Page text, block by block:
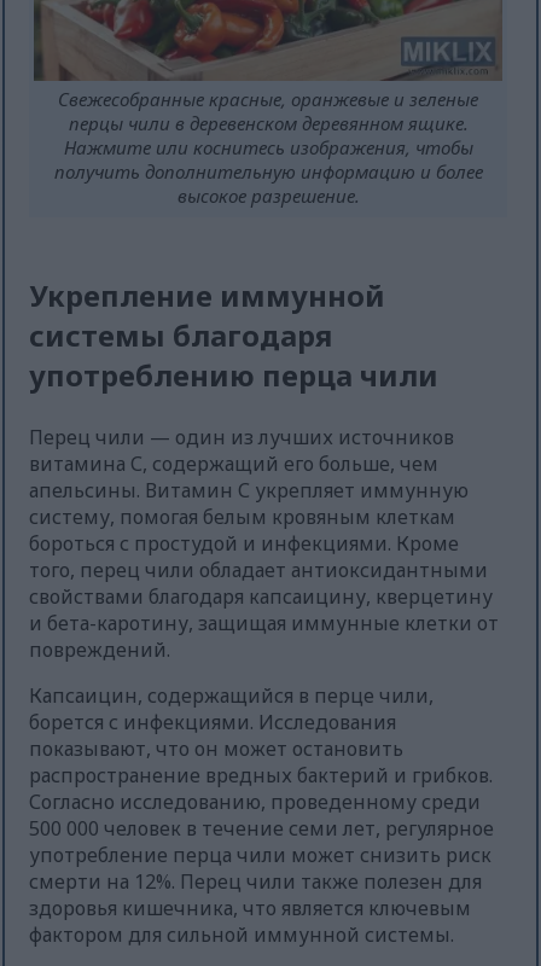
Свежесобранные красные, оранжевые и зеленые
перцы чили в деревенском деревянном ящике.
Нажмите или коснитесь изображения, чтобы
получить дополнительную информацию и более
высокое разрешение.
Укрепление иммунной
системы благодаря
употреблению перца чили
Перец чили — один из лучших источников
витамина С, содержащий его больше, чем
апельсины. Витамин С укрепляет иммунную
систему, помогая белым кровяным клеткам
бороться с простудой и инфекциями. Кроме
того, перец чили обладает антиоксидантными
свойствами благодаря капсаицину, кверцетину
и бета-каротину, защищая иммунные клетки от
повреждений.
Капсаицин, содержащийся в перце чили,
борется с инфекциями. Исследования
показывают, что он может остановить
распространение вредных бактерий и грибков.
Согласно исследованию, проведенному среди
500 000 человек в течение семи лет, регулярное
употребление перца чили может снизить риск
смерти на 12%. Перец чили также полезен для
здоровья кишечника, что является ключевым
фактором для сильной иммунной системы.